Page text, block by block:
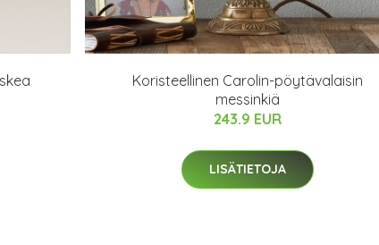
Koristeellinen Carolin-pöytävalaisin
messinkiä
243.9 EUR
LISÄTIETOJA